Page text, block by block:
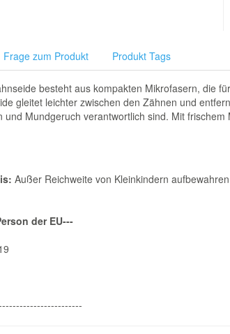
Frage zum Produkt Produkt Tags
besteht aus kompakten Mikrofasern, die
gleitet leichter zwischen den Zähnen und
und Mundgeruch verantwortlich sind. Mit
Außer Reichweite von Kleinkindern
der EU---